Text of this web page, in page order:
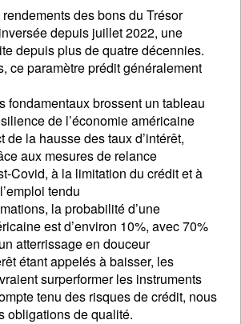
des bons du Trésor
depuis juillet 2022, une
depuis plus de quatre décennies.
ce paramètre prédit généralement
fondamentaux brossent un tableau
de l’économie américaine
de la hausse des taux d’intérêt,
aux mesures de relance
Covid, à la limitation du crédit et à
tendu
la probabilité d’une
est d’environ 10%, avec 70%
atterrissage en douceur
étant appelés à baisser, les
surperformer les instruments
tenu des risques de crédit, nous
obligations de qualité.